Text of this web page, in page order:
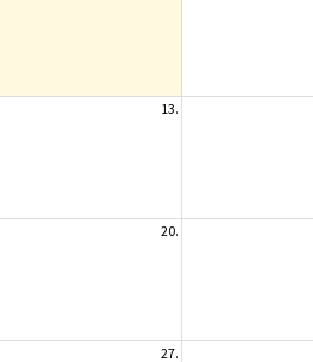
13.
20.
27.